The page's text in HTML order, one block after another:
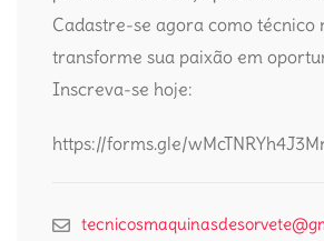
Cadastre-se agora como técnico
transforme sua paixão em
Inscreva-se hoje:
https://forms.gle/